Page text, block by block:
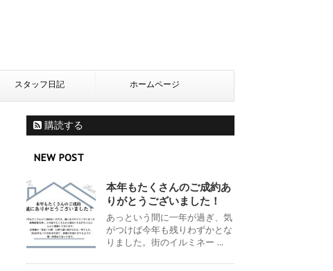
スタッフ日記 ホームページ
購読する
NEW POST
本年もたくさんのご成約あ
りがとうございました！
あっという間に一年が過ぎ、気
がつけば今年も残りわずかとな
りました。街のイルミネー ...